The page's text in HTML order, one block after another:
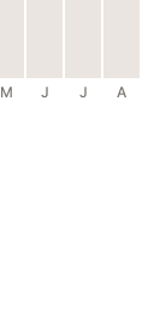
M J J A